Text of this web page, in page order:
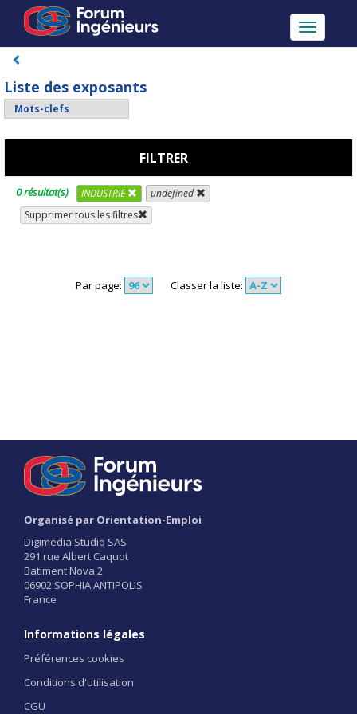
Toggle
navigation
Liste des exposants
FILTRER
0 résultat(s) INDUSTRIE
undefined
Supprimer tous les filtres
Par page: Classer la liste:
Organisé par Orientation-Emploi
Digimedia Studio SAS
291 rue Albert Caquot
Batiment Nova 2
06902 SOPHIA ANTIPOLIS
France
Informations légales
Préférences cookies
Conditions d'utilisation
CGU